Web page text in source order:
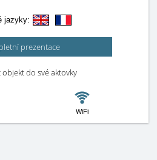
jazyky:
prezentace
objekt do své aktovky
WiFi